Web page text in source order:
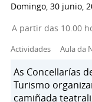
Domingo, 30 junio,
A partir das 10.00
Actividades Aula da
As Concellarías
Turismo
camiñada